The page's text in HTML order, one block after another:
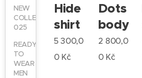
NEW
COLLECTION
025
READY
TO
WEAR
MEN
Hide
shirt
5 300,0
0Kč
Dots
body
2 800,0
0Kč